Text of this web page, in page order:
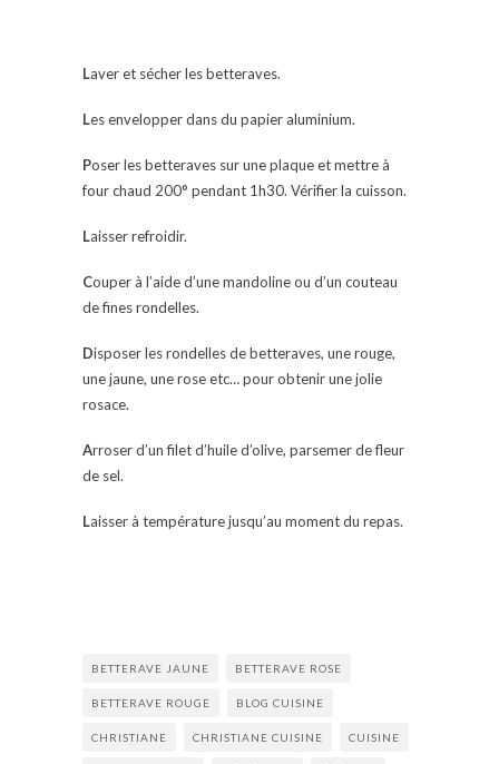
Laver et sécher les betteraves.
Les envelopper dans du papier aluminium.
Poser les betteraves sur une plaque et mettre à
four chaud 200° pendant 1h30. Vérifier la cuisson.
Laisser refroidir.
Couper à l’aide d’une mandoline ou d’un couteau
de fines rondelles.
Disposer les rondelles de betteraves, une rouge,
une jaune, une rose etc… pour obtenir une jolie
rosace.
Arroser d’un filet d’huile d’olive, parsemer de fleur
de sel.
Laisser à température jusqu’au moment du repas.
BETTERAVE JAUNE BETTERAVE ROSE
BETTERAVE ROUGE BLOG CUISINE
CHRISTIANE CHRISTIANE CUISINE CUISINE